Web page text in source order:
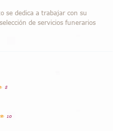
se dedica a trabajar con su
de servicios funerarios
8
10